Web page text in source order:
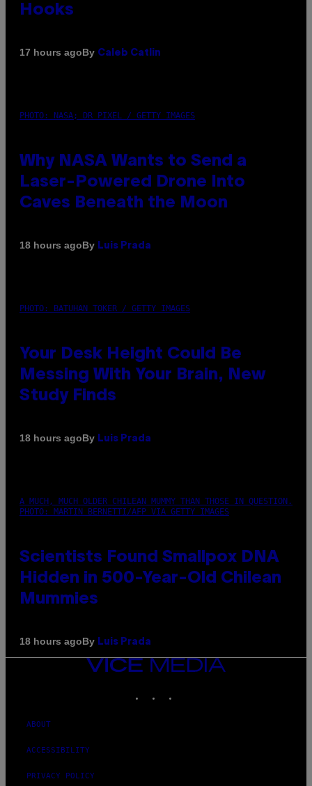
Hooks
17 hours agoBy Caleb Catlin
PHOTO: NASA; DR PIXEL / GETTY IMAGES
Why NASA Wants to Send a
Laser-Powered Drone Into
Caves Beneath the Moon
18 hours agoBy Luis Prada
PHOTO: BATUHAN TOKER / GETTY IMAGES
Your Desk Height Could Be
Messing With Your Brain, New
Study Finds
18 hours agoBy Luis Prada
A MUCH, MUCH OLDER CHILEAN MUMMY THAN THOSE IN QUESTION.
PHOTO: MARTIN BERNETTI/AFP VIA GETTY IMAGES
Scientists Found Smallpox DNA
Hidden in 500-Year-Old Chilean
Mummies
18 hours agoBy Luis Prada
VICE
MEDIA
ABOUT
ACCESSIBILITY
PRIVACY POLICY